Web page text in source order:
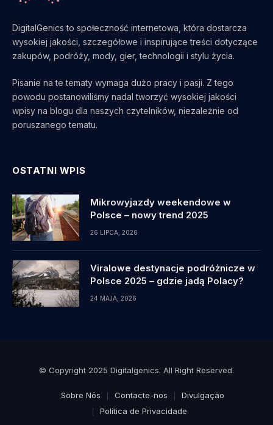
DigitalGenics to społeczność internetowa, która dostarcza
wysokiej jakości, szczegółowe i inspirujące treści dotyczące
zakupów, podróży, mody, gier, technologii i stylu życia.
Pisanie na te tematy wymaga dużo pracy i pasji. Z tego
powodu postanowiliśmy nadal tworzyć wysokiej jakości
wpisy na blogu dla naszych czytelników, niezależnie od
poruszanego tematu.
OSTATNI WPIS
Mikrowyjazdy weekendowe w
Polsce – nowy trend 2025
26 LIPCA, 2026
Viralowe destynacje podróżnicze w
Polsce 2025 – gdzie jadą Polacy?
24 MAJA, 2026
© Copyright 2025 Digitalgenics. All Right Reserved.
Sobre Nós Contacte-nos
Divulgação
Política de Privacidade